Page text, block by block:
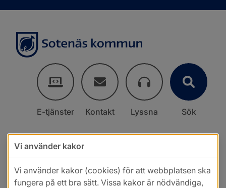
E-tjänster Kontakt Lyssna Sök
Vi använder kakor
Vi använder kakor (cookies) för att webbplatsen ska
fungera på ett bra sätt. Vissa kakor är nödvändiga,